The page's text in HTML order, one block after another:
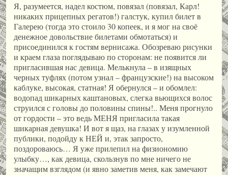
Я, разумеется, надел костюм, повязал (повязал, Карл!
никаких прицепных регатов!) галстук, купил билет в
Галерею (тогда это стоило 30 копеек, и я мог на своё
денежное довольствие билетами обмотаться) и
присоединился к гостям вернисажа. Обозреваю рисунки
и краем глаза поглядываю по сторонам: не появится ли
пригласившая нас девица. Мелькнула – в изящных
черных туфлях (потом узнал – французские!) на высоком
каблуке, высокая, статная! Я обернулся – и обомлел:
водопад шикарных каштановых, слегка вьющихся волос
струился с головы до половины спины!.. Меня прогнуло
от гордости – это ведь МЕНЯ пригласила такая
шикарная девушка! И вот я щаз, на глазах у изумленной
публики, подойду к НЕЙ и, этак запросто,
поздороваюсь… Я уже прилепил на физиономию
улыбку…, как девица, скользнув по мне ничего не
значащим взглядом (и явно заметив меня, как замечают